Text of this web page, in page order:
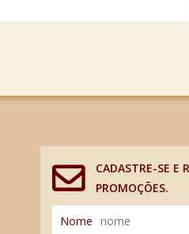
CADASTRE-SE E
PROMOÇÕES.
Nome